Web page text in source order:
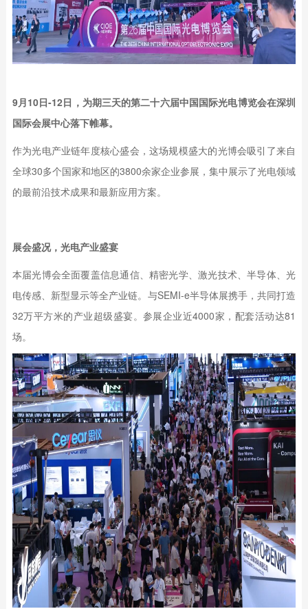
9月10日-12日，为期三天的第二十六届中国国际光电博览会在深圳
国际会展中心落下帷幕。
作为光电产业链年度核心盛会，这场规模盛大的光博会吸引了来自
全球30多个国家和地区的3800余家企业参展，集中展示了光电领域
的最前沿技术成果和最新应用方案。
展会盛况，光电产业盛宴
本届光博会全面覆盖信息通信、精密光学、激光技术、半导体、光
电传感、新型显示等全产业链。与SEMI-e半导体展携手，共同打造
32万平方米的产业超级盛宴。参展企业近4000家，配套活动达81
场。